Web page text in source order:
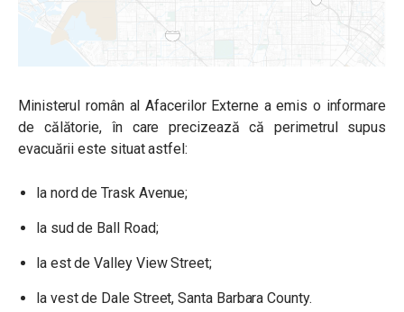
Ministerul român al Afacerilor Externe a emis o informare
de călătorie, în care precizează că perimetrul supus
evacuării este situat astfel:
la nord de Trask Avenue;
la sud de Ball Road;
la est de Valley View Street;
la vest de Dale Street, Santa Barbara County.